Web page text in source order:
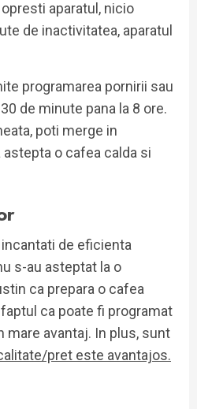
aparatul, nicio
de inactivitatea, aparatul
programarea pornirii sau
de minute pana la 8 ore.
poti merge in
o cafea calda si
de eficienta
s-au asteptat la o
ca prepara o cafea
ca poate fi programat
mare avantaj. In plus, sunt
pret este avantajos.